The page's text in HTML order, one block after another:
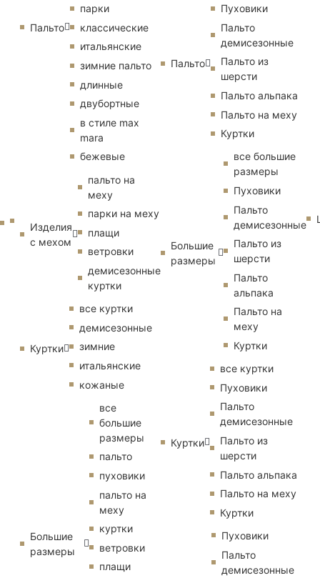
Пальто
парки
классические
итальянские
зимние пальто
длинные
двубортные
в стиле max
mara
бежевые
Изделия
с мехом
пальто на
меху
парки на меху
плащи
ветровки
демисезонные
куртки
Куртки
все куртки
демисезонные
зимние
итальянские
кожаные
Большие
размеры
все
большие
размеры
пальто
пуховики
пальто на
меху
куртки
ветровки
плащи
Пальто
Пуховики
Пальто
демисезонные
Пальто из
шерсти
Пальто альпака
Пальто на меху
Куртки
Большие
размеры
все большие
размеры
Пуховики
Пальто
демисезонные
Пальто из
шерсти
Пальто
альпака
Пальто на
меху
Куртки
Куртки
все куртки
Пуховики
Пальто
демисезонные
Пальто из
шерсти
Пальто альпака
Пальто на меху
Куртки
Пуховики
Пальто
демисезонные